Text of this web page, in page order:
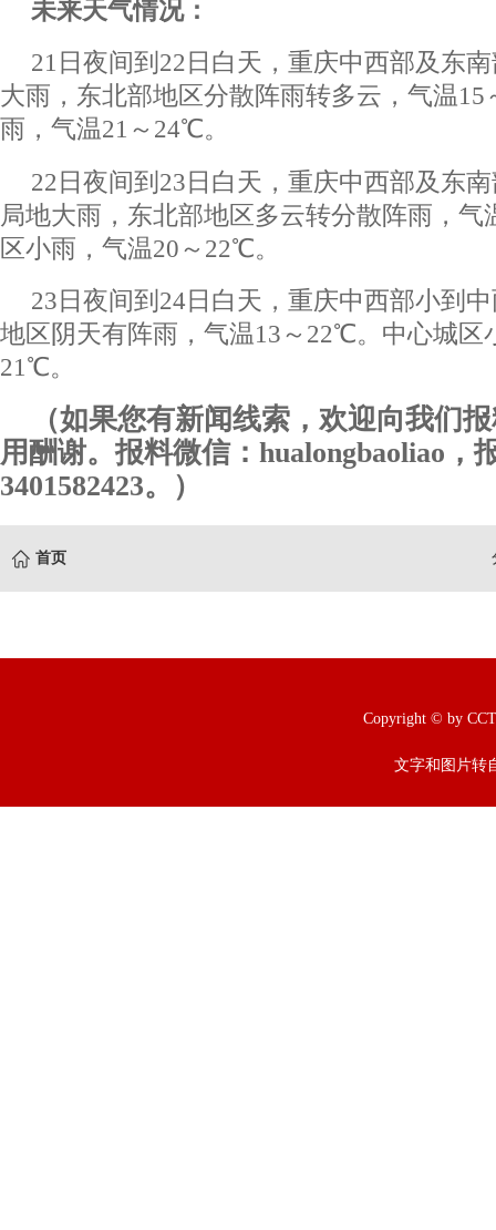
未来天气情况：
21日夜间到22日白天，重庆中西部及东
大雨，东北部地区分散阵雨转多云，气温
雨，气温21～24℃。
22日夜间到23日白天，重庆中西部及东
局地大雨，东北部地区多云转分散阵雨，
区小雨，气温20～22℃。
23日夜间到24日白天，重庆中西部小到
地区阴天有阵雨，气温13～22℃。中心城区
21℃。
（如果您有新闻线索，欢迎向我们
用酬谢。报料微信：hualongbaoliao，
3401582423。）
首页
Copyright © by
文字和图片转